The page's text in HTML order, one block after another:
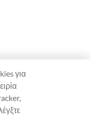
Reserved.
για